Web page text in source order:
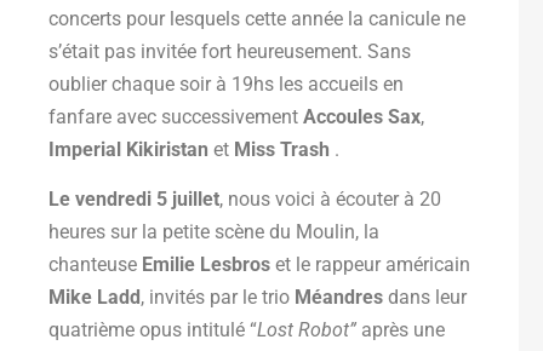
concerts pour lesquels cette année la canicule ne
s’était pas invitée fort heureusement. Sans
oublier chaque soir à 19hs les accueils en
fanfare avec successivement Accoules Sax,
Imperial Kikiristan et Miss Trash .
Le vendredi 5 juillet, nous voici à écouter à 20
heures sur la petite scène du Moulin, la
chanteuse Emilie Lesbros et le rappeur américain
Mike Ladd , invités par le trio Méandres dans leur
quatrième opus intitulé “Lost Robot” après une